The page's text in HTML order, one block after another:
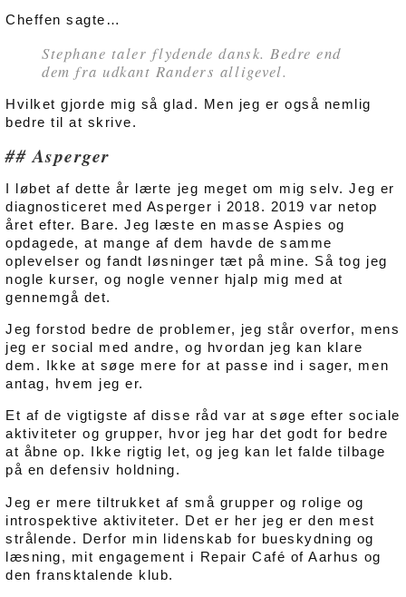
Cheffen sagte…
Stephane taler flydende dansk. Bedre end
dem fra udkant Randers alligevel.
Hvilket gjorde mig så glad. Men jeg er også nemlig
bedre til at skrive.
Asperger
I løbet af dette år lærte jeg meget om mig selv. Jeg er
diagnosticeret med Asperger i 2018. 2019 var netop
året efter. Bare. Jeg læste en masse Aspies og
opdagede, at mange af dem havde de samme
oplevelser og fandt løsninger tæt på mine. Så tog jeg
nogle kurser, og nogle venner hjalp mig med at
gennemgå det.
Jeg forstod bedre de problemer, jeg står overfor, mens
jeg er social med andre, og hvordan jeg kan klare
dem. Ikke at søge mere for at passe ind i sager, men
antag, hvem jeg er.
Et af de vigtigste af disse råd var at søge efter sociale
aktiviteter og grupper, hvor jeg har det godt for bedre
at åbne op. Ikke rigtig let, og jeg kan let falde tilbage
på en defensiv holdning.
Jeg er mere tiltrukket af små grupper og rolige og
introspektive aktiviteter. Det er her jeg er den mest
strålende. Derfor min lidenskab for bueskydning og
læsning, mit engagement i Repair Café of Aarhus og
den fransktalende klub.